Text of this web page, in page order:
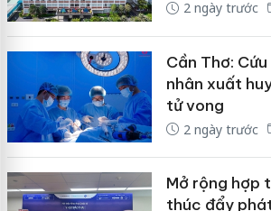
2 ngày trước
Cần Thơ:
nhân xuất
tử vong
2 ngày trước
Mở rộng hợp
thúc đẩy